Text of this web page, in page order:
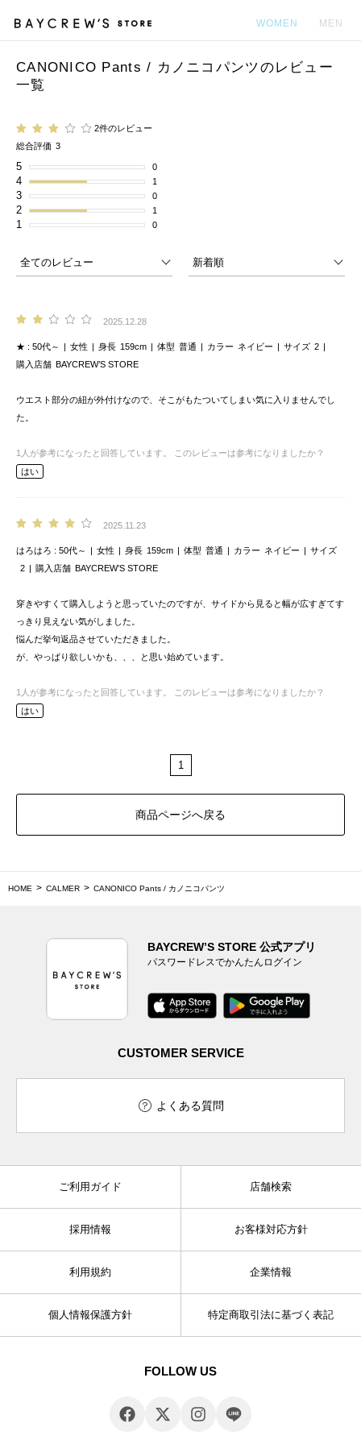
WOMEN MEN
CANONICO Pants / カノニコパンツのレビュー
一覧
2件のレビュー
総合評価 3
5 0
4 1
3 0
2 1
1 0
2025.12.28
★ 50代～ 女性 身長 159cm 体型 普通 カラー ネイビー サイズ 2
購入店舗 BAYCREW’S STORE
ウエスト部分の紐が外付けなので、そこがもたついてしまい気に入りませんでし
た。
1 人が参考になったと回答しています。
このレビューは参考になりましたか？
はい
2025.11.23
はろはろ 50代～ 女性 身長 159cm 体型 普通 カラー ネイビー
サイズ
2
購入店舗 BAYCREW’S STORE
穿きやすくて購入しようと思っていたのですが、サイドから見ると幅が広すぎてす
っきり見えない気がしました。
悩んだ挙句返品させていただきました。
が、やっぱり欲しいかも、、、と思い始めています。
1 人が参考になったと回答しています。
このレビューは参考になりましたか？
はい
1
商品ページへ戻る
HOME CALMER CANONICO Pants / カノニコパンツ
BAYCREW’S STORE 公式アプリ
パスワードレスでかんたんログイン
CUSTOMER SERVICE
よくある質問
ご利用ガイド 店舗検索
採用情報 お客様対応方針
利用規約 企業情報
個人情報保護方針 特定商取引法に基づく表記
FOLLOW US